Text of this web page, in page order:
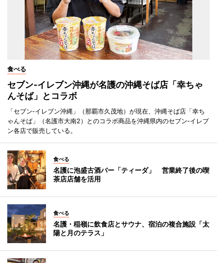
食べる
セブン‐イレブン沖縄が名護の沖縄そば店「幸ちゃ
んそば」とコラボ
「セブン‐イレブン沖縄」（那覇市久茂地）が現在、沖縄そば店「幸ち
ゃんそば」（名護市大南2）とのコラボ商品を沖縄県内のセブン‐イレブ
ン各店で販売している。
食べる
名護に泡盛古酒バー「ティーダ」 営業終了後の喫
茶店店舗を活用
食べる
名護・稲嶺に飲食店とサウナ、宿泊の複合施設「太
陽と月のテラス」